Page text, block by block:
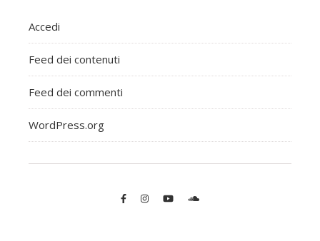
Accedi
Feed dei contenuti
Feed dei commenti
WordPress.org